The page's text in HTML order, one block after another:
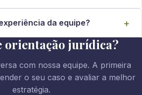
da equipe?
orientação jurídica?
com nossa equipe. A primeira
o seu caso e avaliar a melhor
estratégia.